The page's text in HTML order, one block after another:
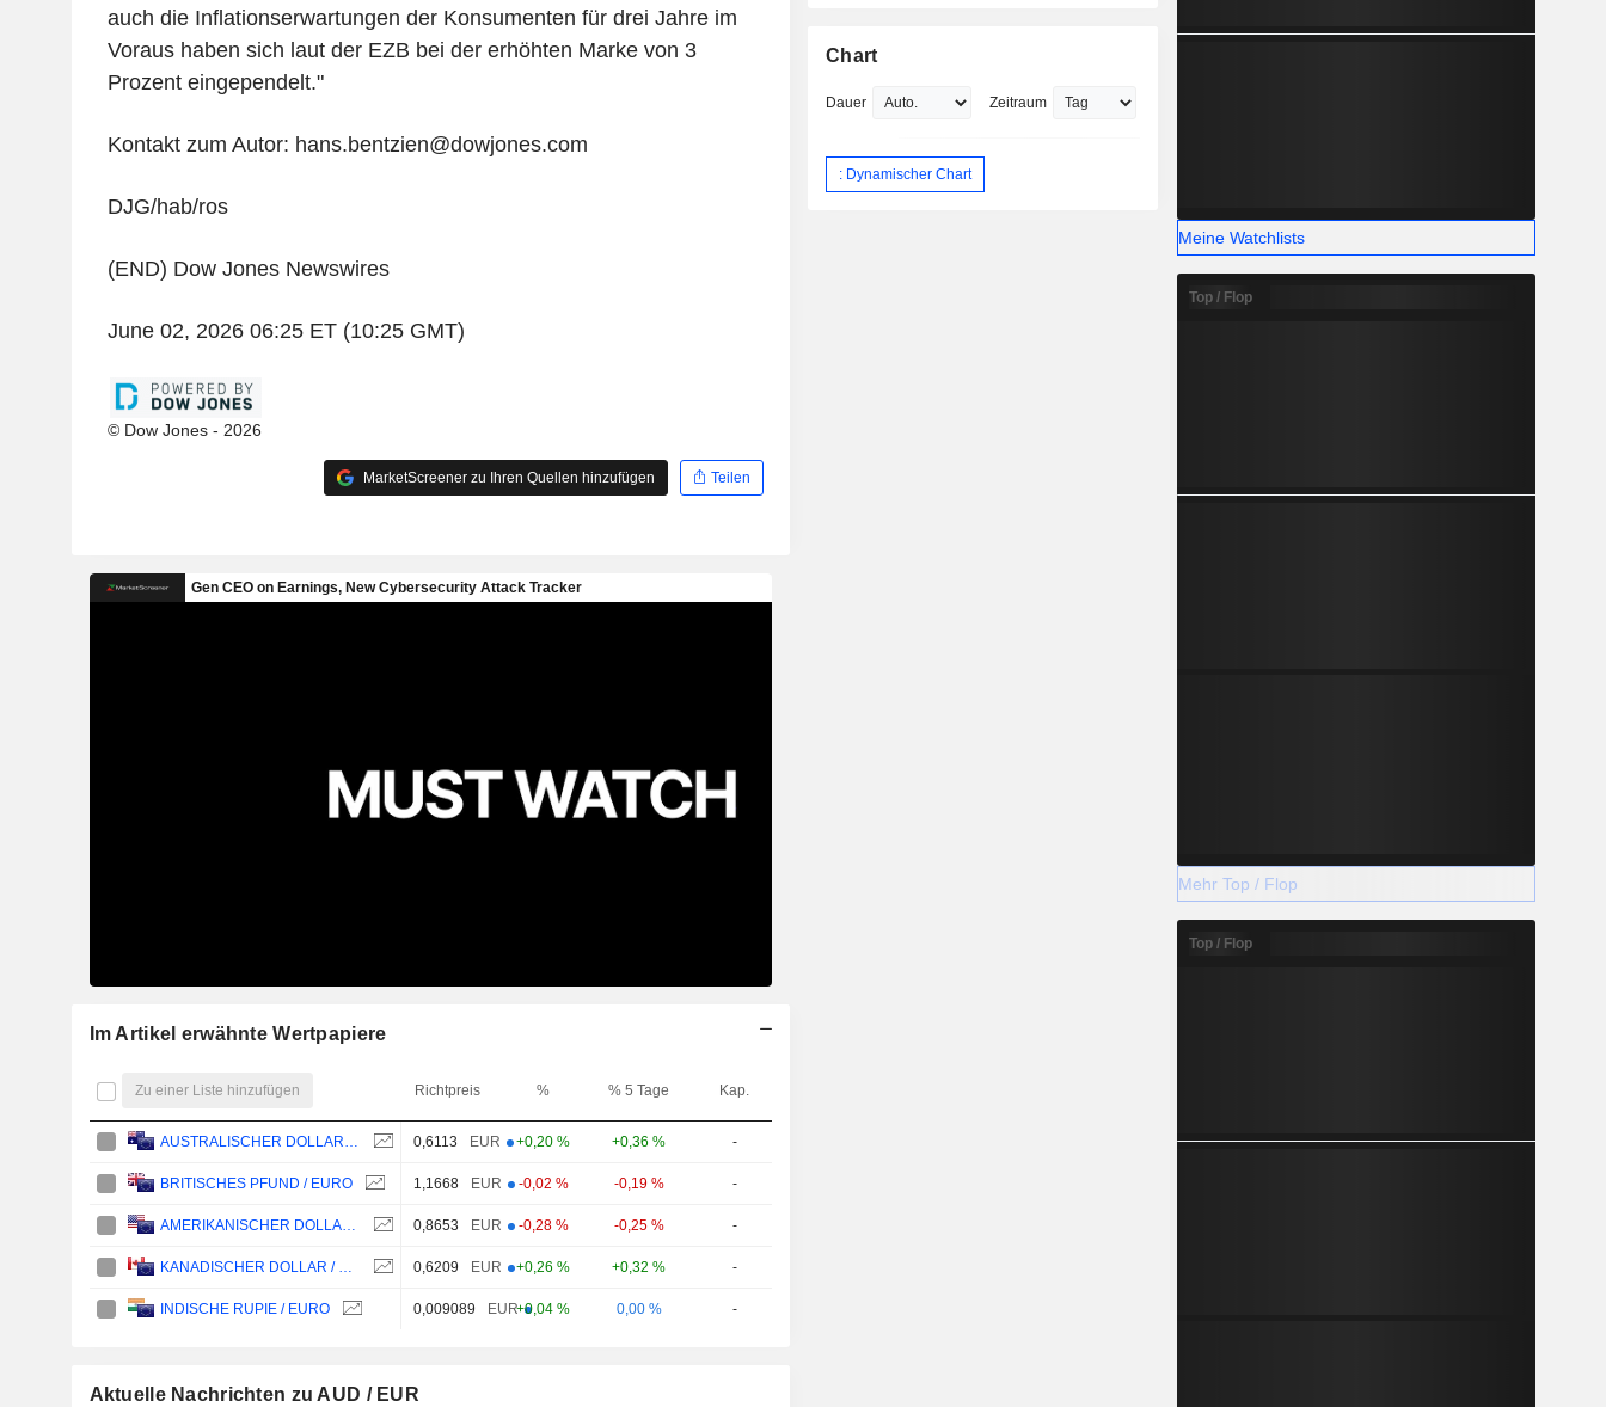
auch die Inflationserwartungen der Konsumenten für drei Jahre im
Voraus haben sich laut der EZB bei der erhöhten Marke von 3
Prozent eingependelt."
Kontakt zum Autor: hans.bentzien@dowjones.com
DJG/hab/ros
(END) Dow Jones Newswires
June 02, 2026 06:25 ET (10:25 GMT)
© Dow Jones - 2026
MarketScreener zu Ihren Quellen hinzufügen Teilen
Im Artikel erwähnte Wertpapiere
Zu einer Liste hinzufügen Richtpreis % % 5 Tage Kap.
AUSTRALISCHER DOLLAR / EURO 0,6113 EUR +0,20 % +0,36 % -
BRITISCHES PFUND / EURO 1,1668 EUR -0,02 % -0,19 % -
AMERIKANISCHER DOLLAR / EURO 0,8653 EUR -0,28 % -0,25 % -
KANADISCHER DOLLAR / EURO 0,6209 EUR +0,26 % +0,32 % -
INDISCHE RUPIE / EURO 0,009089 EUR+0,04 % 0,00 % -
Aktuelle Nachrichten zu AUD / EUR
Chart
Dauer Zeitraum
: Dynamischer Chart
Meine Watchlists
Top / Flop
Mehr Top / Flop
Top / Flop